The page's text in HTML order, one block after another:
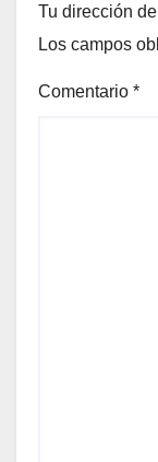
Tu dirección
Los campos
Comentario *